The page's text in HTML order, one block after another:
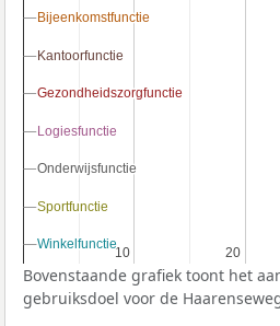
10
10 20
20
Bijeenkomstfunctie
Bijeenkomstfunctie
Kantoorfunctie
Kantoorfunctie
Gezondheidszorgfunctie
Gezondheidszorgfunctie
Logiesfunctie
Logiesfunctie
Onderwijsfunctie
Onderwijsfunctie
Sportfunctie
Sportfunctie
Winkelfunctie
Winkelfunctie
Bovenstaande grafiek toont het
gebruiksdoel voor de